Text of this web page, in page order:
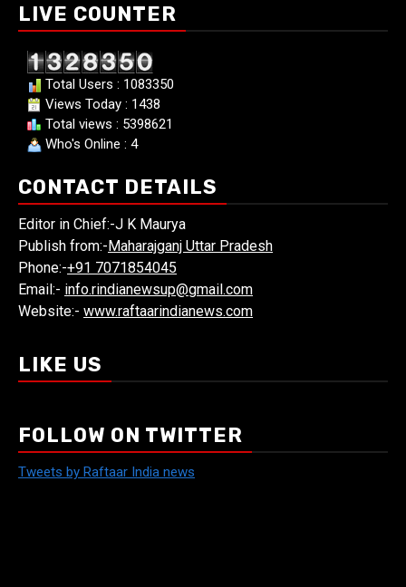
LIVE COUNTER
Total Users : 1083350
Views Today : 1438
Total views : 5398621
Who's Online : 4
CONTACT DETAILS
Editor in Chief:-J K Maurya
Publish from:-Maharajganj Uttar Pradesh
Phone:-+91 7071854045
Email:- info.rindianewsup@gmail.com
Website:- www.raftaarindianews.com
LIKE US
FOLLOW ON TWITTER
Tweets by Raftaar India news